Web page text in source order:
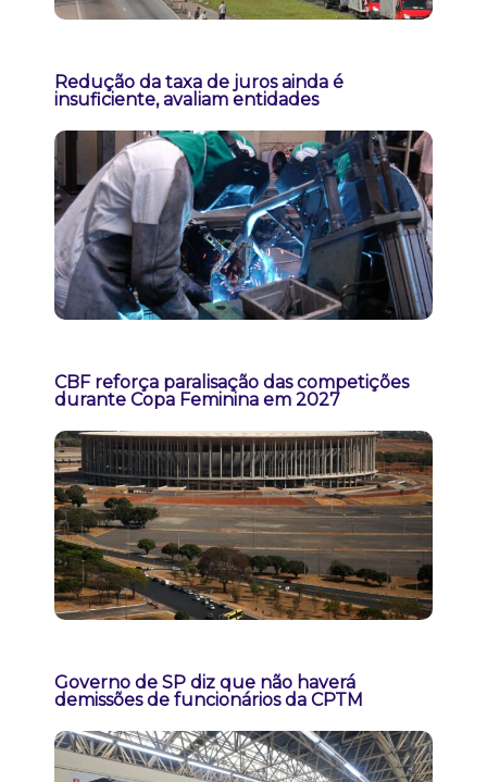
Redução da taxa de juros ainda é
insuficiente, avaliam entidades
CBF reforça paralisação das competições
durante Copa Feminina em 2027
Governo de SP diz que não haverá
demissões de funcionários da CPTM